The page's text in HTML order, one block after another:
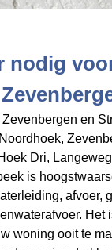
nodig
en
Dri,
is
afvoer,
Het
woning ooit te